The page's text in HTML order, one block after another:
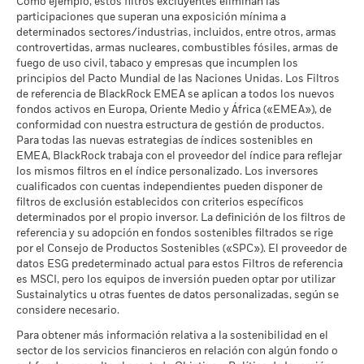
excluidas del cálculo.
Las cifras mostradas hacen referencia a rentabilidades
pasadas.La rentabilidad pasada no es un indicador fiable de
la rentabilidad futura. Los mercados podrían evolucionar de
formas muy diferentes en el futuro. Puede ayudarle a evaluar
cómo se ha gestionado el fondo en el pasado
La rentabilidad se muestra tomando como base el Valor
Liquidativo (VL), con reinversión de los ingresos brutos
cuando corresponda. La rentabilidad de su inversión puede
aumentar o disminuir como resultado de las fluctuaciones del
valor de las divisas si su inversión se realiza en una divisa
distinta de la utilizada para el cálculo de la rentabilidad
pasada. Fuente: Blackrock
de Exposición al Carbono de
MSCI (toneladas de
emisiones de CO2 / millón de
$ en ventas)
a 17 jul 2026
Porcentaje de Cobertura ESG
de MSCI
a 17 jul 2026
94,92
Puntuación de Calidad ESG
de MSCI - Percentil entre
Empresas Similares
a 17 jul 2026
Fondos en Grupo de
Características Similares
a 17 jul 2026
1.400
Porcentaje de Cobertura de la
Media Ponderada de
Intensidad de Carbono de
MSCI
94,97
Todos los datos proceden de las Calificaciones de Fondos
a 30 jun 2026
MSCI - Arenas Bituminosas
a 30 jun 2026
0,00%
Cobertura de Implicación
Empresarial
a 30 jun 2026
96,01%
Porcentaje del Fondo no
cubierto
a 30 jun 2026
4,23%
Las exposiciones a Implicación Empresarial de BlackRock
indicadas anteriormente para Carbón Térmico y Arenas
Bituminosas se calculan y notifican para aquellas empresas
en las que más de un 5 % de sus ingresos proceden de la
explotación de carbón térmico o arenas bituminosas de
acuerdo con lo definido por MSCI ESG Research. Para la
exposición a empresas que generen cualquier ingreso de la
explotación de carbón térmico o arenas bituminosas (siendo
participaciones que superan una exposición mínima a
determinados sectores/industrias, incluidos, entre otros, armas
controvertidas, armas nucleares, combustibles fósiles, armas de
fuego de uso civil, tabaco y empresas que incumplen los
principios del Pacto Mundial de las Naciones Unidas. Los Filtros
de referencia de BlackRock EMEA se aplican a todos los nuevos
fondos activos en Europa, Oriente Medio y África («EMEA»), de
conformidad con nuestra estructura de gestión de productos.
Para todas las nuevas estrategias de índices sostenibles en
EMEA, BlackRock trabaja con el proveedor del índice para reflejar
los mismos filtros en el índice personalizado. Los inversores
cualificados con cuentas independientes pueden disponer de
filtros de exclusión establecidos con criterios específicos
determinados por el propio inversor. La definición de los filtros de
referencia y su adopción en fondos sostenibles filtrados se rige
por el Consejo de Productos Sostenibles («SPC»). El proveedor de
datos ESG predeterminado actual para estos Filtros de referencia
es MSCI, pero los equipos de inversión pueden optar por utilizar
Sustainalytics u otras fuentes de datos personalizadas, según se
considere necesario.
Para obtener más información relativa a la sostenibilidad en el
sector de los servicios financieros en relación con algún fondo o